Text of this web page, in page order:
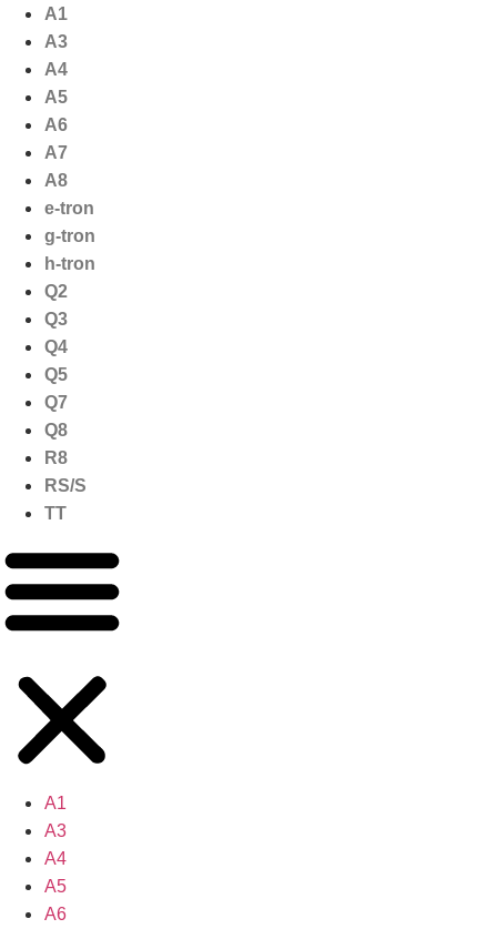
naar
inhoud
A1
A3
A4
A5
A6
A7
A8
e-tron
g-tron
h-tron
Q2
Q3
Q4
Q5
Q7
Q8
R8
RS/S
TT
A1
A3
A4
A5
A6